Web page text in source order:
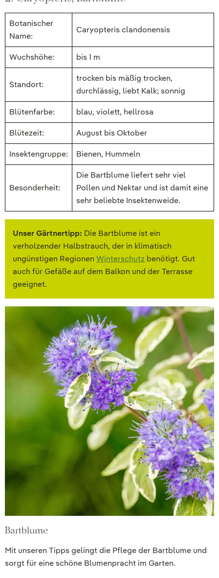
Botanischer
Name:
Caryopteris clandonensis
Wuchshöhe: bis 1 m
Standort:
trocken bis mäßig trocken,
durchlässig, liebt Kalk; sonnig
Blütenfarbe: blau, violett, hellrosa
Blütezeit: August bis Oktober
Insektengruppe: Bienen, Hummeln
Besonderheit:
Die Bartblume liefert sehr viel
Pollen und Nektar und ist damit eine
sehr beliebte Insektenweide.
Unser Gärtnertipp: Die Bartblume ist ein
verholzender Halbstrauch, der in klimatisch
ungünstigen Regionen Winterschutz benötigt. Gut
auch für Gefäße auf dem Balkon und der Terrasse
geeignet.
Bartblume
Mit unseren Tipps gelingt die Pflege der Bartblume und
sorgt für eine schöne Blumenpracht im Garten.